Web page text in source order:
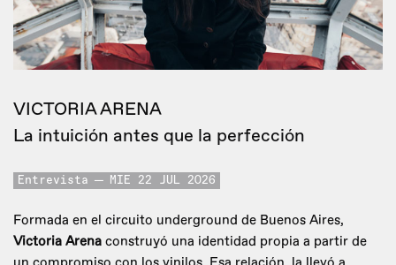
VICTORIA ARENA
La intuición antes que la perfección
Entrevista MIE 22 JUL 2026
Formada en el circuito underground de Buenos Aires,
Victoria Arena construyó una identidad propia a partir de